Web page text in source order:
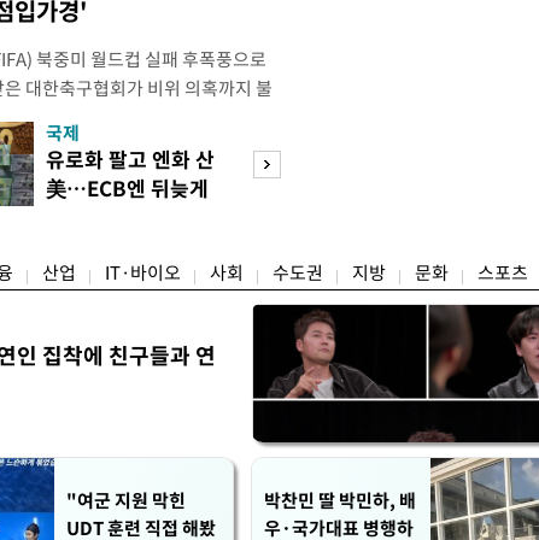
입가경'
북중미 월드컵 실패 후폭풍으로
대한축구협회가 비위 의혹까지 불
밭이 됐다. 특히 10년도 넘은 외국인
파묘되면서 축구협회를 향한 불신은
이르렀다. 축구협회는 2024년 7월
표팀 사령탑으로 선임한 뒤
국제
유로화 팔고 엔화 산
美…ECB엔 뒤늦게
산업 IT·바이오 사회 수도권 지방 문화 스포츠
인 집착에 친구들과 연
"여군 지원 막힌
UDT 훈련 직접 해봤
박찬민 딸 박민하, 배
우·국가대표 병행하